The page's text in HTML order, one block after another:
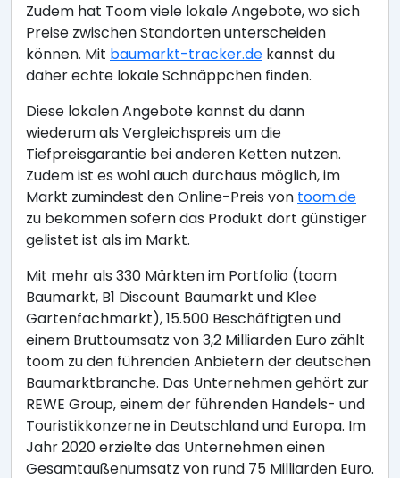
Zudem hat Toom viele lokale Angebote, wo sich
Preise zwischen Standorten unterscheiden
können. Mit baumarkt-tracker.de kannst du
daher echte lokale Schnäppchen finden.
Diese lokalen Angebote kannst du dann
wiederum als Vergleichspreis um die
Tiefpreisgarantie bei anderen Ketten nutzen.
Zudem ist es wohl auch durchaus möglich, im
Markt zumindest den Online-Preis von toom.de
zu bekommen sofern das Produkt dort günstiger
gelistet ist als im Markt.
Mit mehr als 330 Märkten im Portfolio (toom
Baumarkt, B1 Discount Baumarkt und Klee
Gartenfachmarkt), 15.500 Beschäftigten und
einem Bruttoumsatz von 3,2 Milliarden Euro zählt
toom zu den führenden Anbietern der deutschen
Baumarktbranche. Das Unternehmen gehört zur
REWE Group, einem der führenden Handels- und
Touristikkonzerne in Deutschland und Europa. Im
Jahr 2020 erzielte das Unternehmen einen
Gesamtaußenumsatz von rund 75 Milliarden Euro.